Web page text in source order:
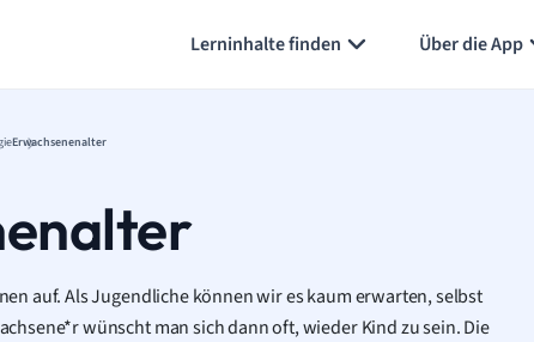
Lerninhalte finden Über die App
Erwachsenenalter
auf. Als Jugendliche können wir es kaum erwarten, selbst
wünscht man sich dann oft, wieder Kind zu sein. Die